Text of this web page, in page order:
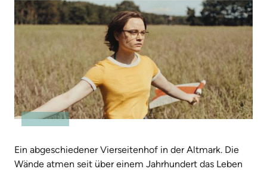
Ein abgeschiedener Vierseitenhof in der Altmark. Die
Wände atmen seit über einem Jahrhundert das Leben